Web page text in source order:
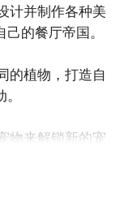
计并制作各种美
的餐厅帝国。
的植物，打造自
物来解锁新的宠
和冒险。